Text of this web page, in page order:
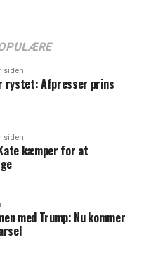
siden
rystet: Afpresser prins
siden
kæmper for at
med Trump: Nu kommer